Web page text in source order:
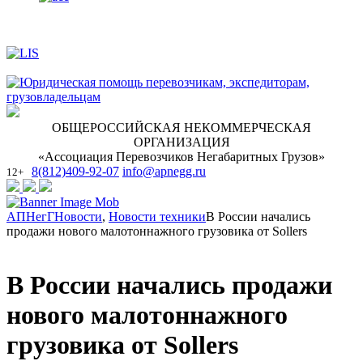
ОБЩЕРОССИЙСКАЯ НЕКОММЕРЧЕСКАЯ
ОРГАНИЗАЦИЯ
«Ассоциация Перевозчиков Негабаритных Грузов»
12+ 8(812)409-92-07 info@apnegg.ru
АПНегГНовости, Новости техникиВ России начались
продажи нового малотоннажного грузовика от Sollers
В России начались продажи
нового малотоннажного
грузовика от Sollers